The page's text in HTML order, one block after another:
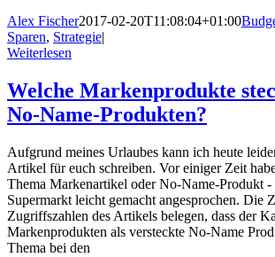
Alex Fischer2017-02-20T11:08:04+01:00
Sparen, Strategie|
Weiterlesen
Welche Markenprodukte
No-Name-Produkten?
Aufgrund meines Urlaubes kann ich heute
Artikel für euch schreiben. Vor einiger Zeit
Thema Markenartikel oder No-Name-Produkt
Supermarkt leicht gemacht angesprochen. Die
Zugriffszahlen des Artikels belegen, dass der
Markenprodukten als versteckte No-Name
Thema bei den